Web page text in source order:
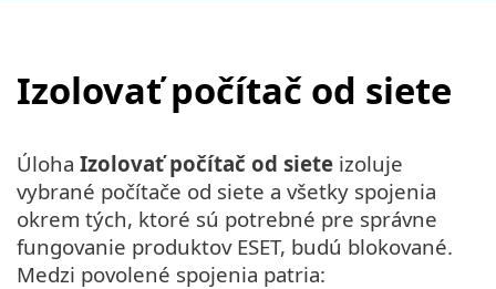
Izolovať počítač od siete
Úloha Izolovať počítač od siete izoluje
vybrané počítače od siete a všetky spojenia
okrem tých, ktoré sú potrebné pre správne
fungovanie produktov ESET, budú blokované.
Medzi povolené spojenia patria: